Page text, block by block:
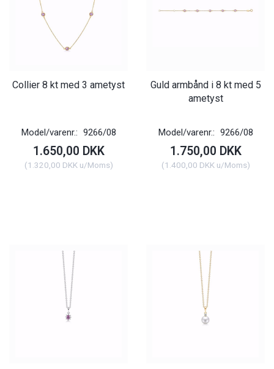
Collier 8 kt med 3 ametyst
Model/varenr.: 9266/08
1.650,00 DKK
(1.320,00 DKKu/Moms)
Guld armbånd i 8 kt med 5
ametyst
Model/varenr.: 9266/08
1.750,00 DKK
(1.400,00 DKKu/Moms)